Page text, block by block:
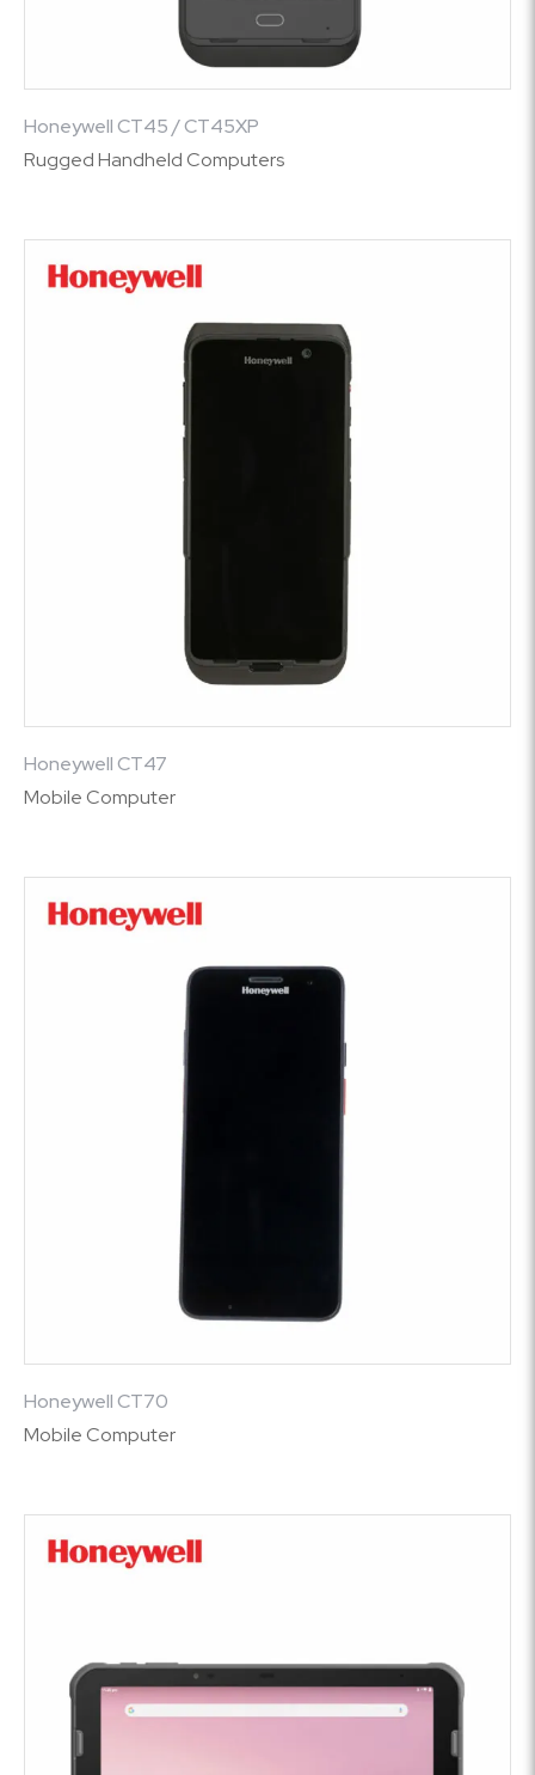
Honeywell CT45 / CT45XP
Rugged Handheld Computers
Honeywell CT47
Mobile Computer
Honeywell CT70
Mobile Computer